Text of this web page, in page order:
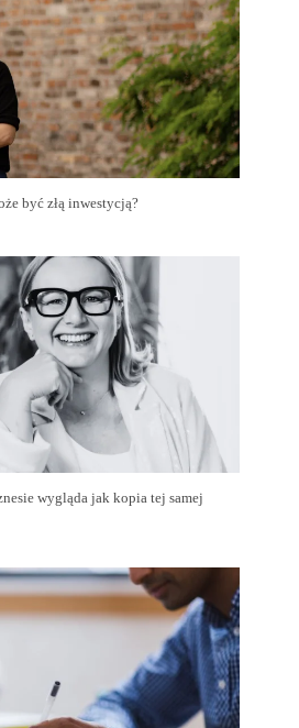
być złą inwestycją?
wygląda jak kopia tej samej